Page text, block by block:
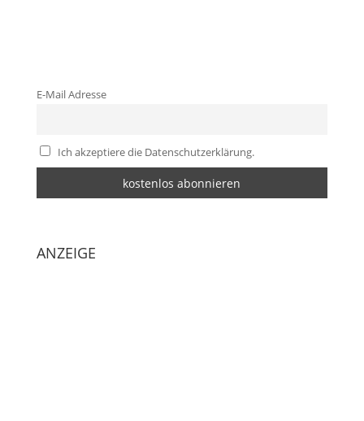
E-Mail Adresse
Ich akzeptiere die Datenschutzerklärung.
ANZEIGE